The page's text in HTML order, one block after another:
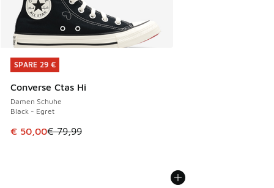
SPARE 29 €
Converse Ctas Hi
Damen Schuhe
Black - Egret
Dieser Artikel ist im Sale. Der Preis ist von € 79,99 auf €
€ 50,00€ 79,99
SPARE 29 €